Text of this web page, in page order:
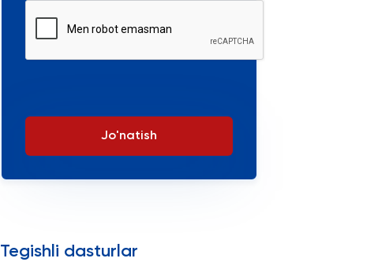
Jo'natish
Tegishli dasturlar